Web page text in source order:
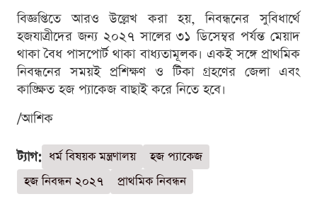
বিজ্ঞপ্তিতে আরও উল্লেখ করা হয়, নিবন্ধনের সুবিধার্থে
হজযাত্রীদের জন্য ২০২৭ সালের ৩১ ডিসেম্বর পর্যন্ত মেয়াদ
থাকা বৈধ পাসপোর্ট থাকা বাধ্যতামূলক। একই সঙ্গে প্রাথমিক
নিবন্ধনের সময়ই প্রশিক্ষণ ও টিকা গ্রহণের জেলা এবং
কাঙ্ক্ষিত হজ প্যাকেজ বাছাই করে নিতে হবে।
/আশিক
ট্যাগ: ধর্ম বিষয়ক মন্ত্রণালয়
হজ প্যাকেজ
হজ নিবন্ধন ২০২৭
প্রাথমিক নিবন্ধন